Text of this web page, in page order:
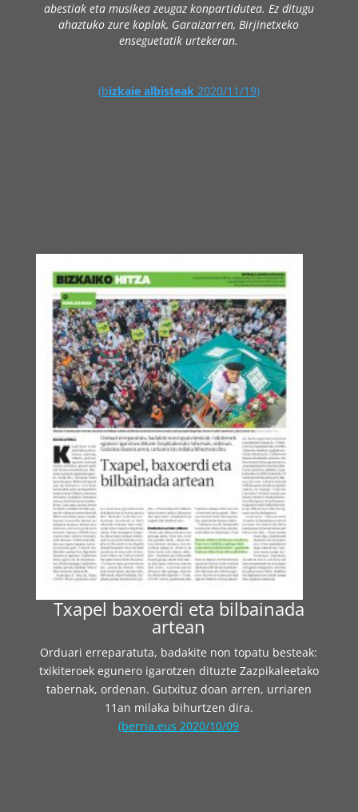
abestiak eta musikea zeugaz konpartidutea. Ez ditugu
ahaztuko zure koplak, Garaizarren, Birjinetxeko
enseguetatik urtekeran.
(bizkaie albisteak2020/11/19)
Txapel baxoerdi eta bilbainada
artean
Orduari erreparatuta, badakite non topatu besteak:
txikiteroek egunero igarotzen dituzte Zazpikaleetako
tabernak, ordenan. Gutxituz doan arren, urriaren
11an milaka bihurtzen dira.
(berria.eus 2020/10/09